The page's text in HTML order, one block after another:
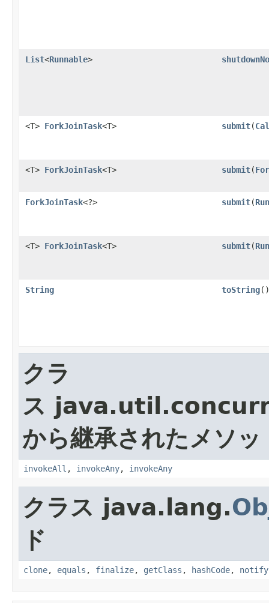
List<Runnable>
<T> ForkJoinTask<T> submit(
<T> ForkJoinTask<T> submit(
ForkJoinTask<?> submit(
<T> ForkJoinTask<T> submit(
String toString()
クラ
ス
から継承されたメソッ
invokeAll , invokeAny, invokeAny
クラス java.lang.
ド
clone, equals , finalize, getClass , hashCode, notify